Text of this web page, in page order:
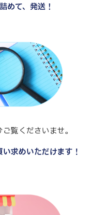
めて、発送！
覧くださいませ。
求めいただけます！